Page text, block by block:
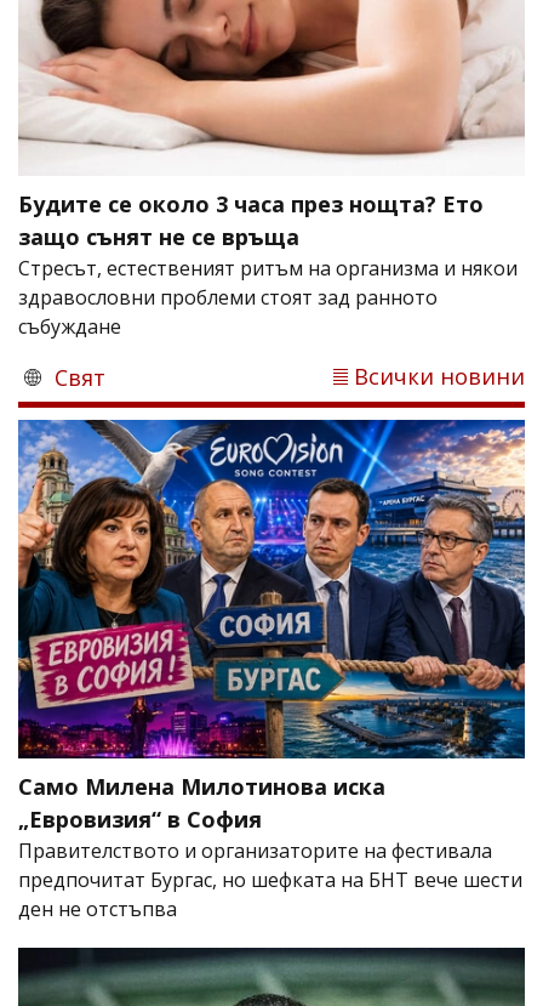
Будите се около 3 часа през нощта? Ето
защо сънят не се връща
Стресът, естественият ритъм на организма и някои
здравословни проблеми стоят зад ранното
събуждане
Свят Всички новини
Само Милена Милотинова иска
„Евровизия“ в София
Правителството и организаторите на фестивала
предпочитат Бургас, но шефката на БНТ вече шести
ден не отстъпва